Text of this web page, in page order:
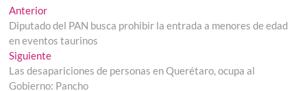
Navegación
de
entradas
AnteriorEntrada
anterior:
Diputado del PAN busca prohibir la entrada a menores de edad
en eventos taurinos
SiguienteEntrada
siguiente:
Las desapariciones de personas en Querétaro, ocupa al
Gobierno: Pancho